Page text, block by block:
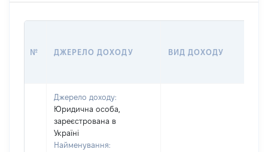
№ ДЖЕРЕЛО ДОХОДУ ВИД ДОХОДУ
Джерело доходу:
Юридична особа,
зареєстрована в
Україні
Найменування: